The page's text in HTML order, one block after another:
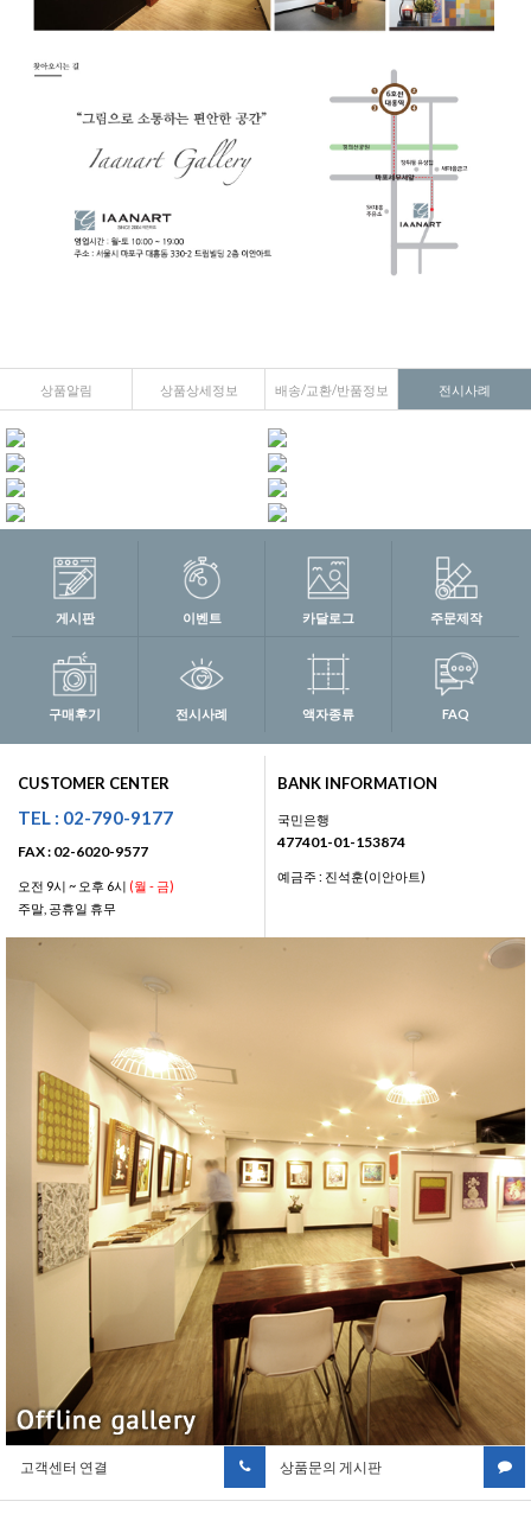
상품알림 상품상세정보 배송/교환/반품정보 전시사례
게시판 이벤트 카달로그 주문제작
구매후기 전시사례 액자종류 FAQ
CUSTOMER CENTER
TEL : 02-790-9177
FAX : 02-6020-9577
오전 9시 ~ 오후 6시 (월 - 금)
주말, 공휴일 휴무
BANK INFORMATION
국민은행
477401-01-153874
예금주 : 진석훈(이안아트)
고객센터 연결 상품문의 게시판